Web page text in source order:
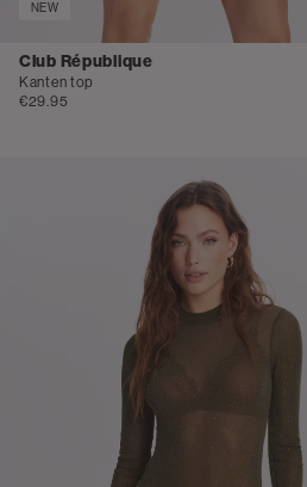
NEW
Club République
Kanten top
€29.95